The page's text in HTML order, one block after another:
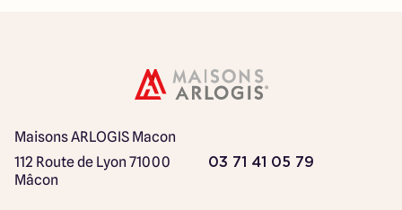
Maisons ARLOGIS Macon
112 Route de Lyon 71000
Mâcon
03 71 41 05 79